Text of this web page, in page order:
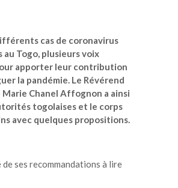
cas de coronavirus
Togo, plusieurs voix
apporter leur contribution
la pandémie. Le Révérend
Marie Chanel Affognon a ainsi
togolaises et le corps
avec quelques propositions.
de ses recommandations à lire